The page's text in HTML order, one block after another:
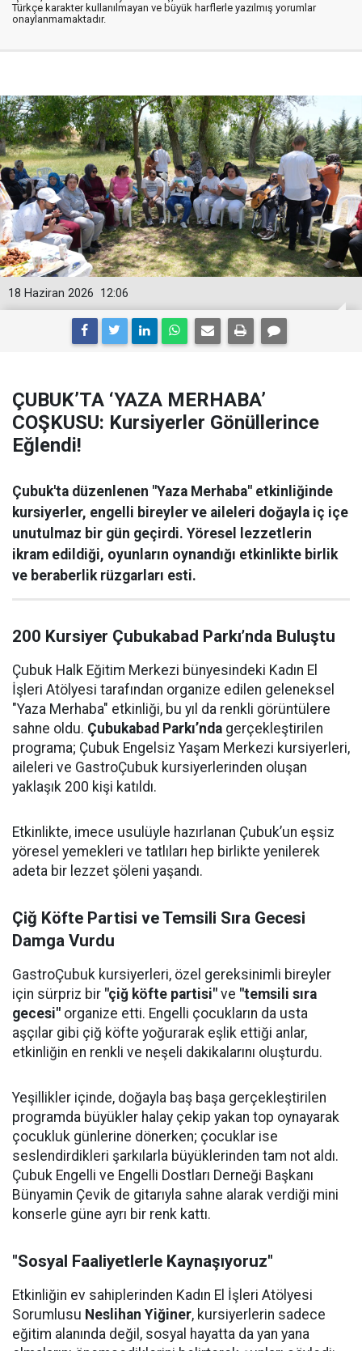
Türkçe karakter kullanılmayan ve büyük harflerle yazılmış yorumlar
onaylanmamaktadır.
12:06
18 Haziran 2026
ÇUBUK’TA ‘YAZA MERHABA’
COŞKUSU: Kursiyerler Gönüllerince
Eğlendi!
Çubuk'ta düzenlenen "Yaza Merhaba" etkinliğinde
kursiyerler, engelli bireyler ve aileleri doğayla iç içe
unutulmaz bir gün geçirdi. Yöresel lezzetlerin
ikram edildiği, oyunların oynandığı etkinlikte birlik
ve beraberlik rüzgarları esti.
200 Kursiyer Çubukabad Parkı’nda Buluştu
Çubuk Halk Eğitim Merkezi bünyesindeki Kadın El
İşleri Atölyesi tarafından organize edilen geleneksel
"Yaza Merhaba" etkinliği, bu yıl da renkli görüntülere
sahne oldu. Çubukabad Parkı’nda gerçekleştirilen
programa; Çubuk Engelsiz Yaşam Merkezi kursiyerleri,
aileleri ve GastroÇubuk kursiyerlerinden oluşan
yaklaşık 200 kişi katıldı.
Etkinlikte, imece usulüyle hazırlanan Çubuk’un eşsiz
yöresel yemekleri ve tatlıları hep birlikte yenilerek
adeta bir lezzet şöleni yaşandı.
Çiğ Köfte Partisi ve Temsili Sıra Gecesi
Damga Vurdu
GastroÇubuk kursiyerleri, özel gereksinimli bireyler
için sürpriz bir "çiğ köfte partisi" ve "temsili sıra
gecesi" organize etti. Engelli çocukların da usta
aşçılar gibi çiğ köfte yoğurarak eşlik ettiği anlar,
etkinliğin en renkli ve neşeli dakikalarını oluşturdu.
Yeşillikler içinde, doğayla baş başa gerçekleştirilen
programda büyükler halay çekip yakan top oynayarak
çocukluk günlerine dönerken; çocuklar ise
seslendirdikleri şarkılarla büyüklerinden tam not aldı.
Çubuk Engelli ve Engelli Dostları Derneği Başkanı
Bünyamin Çevik de gitarıyla sahne alarak verdiği mini
konserle güne ayrı bir renk kattı.
"Sosyal Faaliyetlerle Kaynaşıyoruz"
Etkinliğin ev sahiplerinden Kadın El İşleri Atölyesi
Sorumlusu Neslihan Yiğiner, kursiyerlerin sadece
eğitim alanında değil, sosyal hayatta da yan yana